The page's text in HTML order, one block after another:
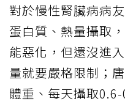
對於慢性腎臟病病
蛋白質、熱量攝取
能惡化，但還沒進
量就要嚴格限制；
體重、每天攝取